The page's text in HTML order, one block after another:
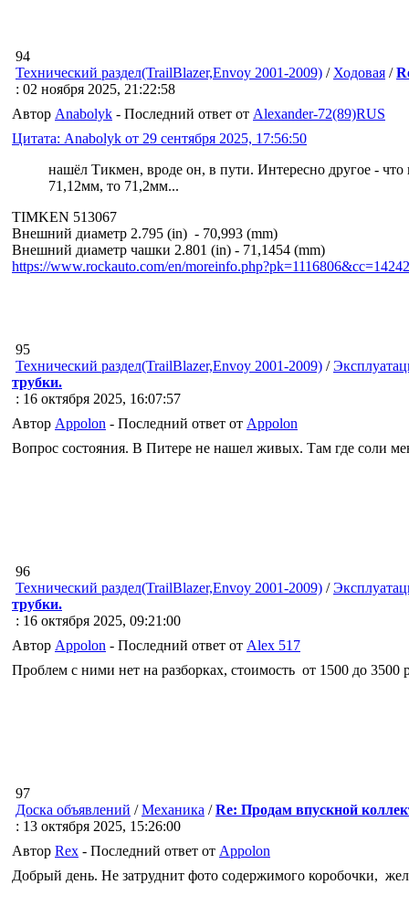
94
Технический раздел(TrailBlazer,Envoy 2001-2009) / Ходовая /
: 02 ноября 2025, 21:22:58
Автор Anabolyk - Последний ответ от Alexander-72(89)RUS
Цитата: Anabolyk от 29 сентября 2025, 17:56:50
нашёл Тикмен, вроде он, в пути. Интересно другое -
71,12мм, то 71,2мм...
TIMKEN 513067
Внешний диаметр 2.795 (in) - 70,993 (mm)
Внешний диаметр чашки 2.801 (in) - 71,1454 (mm)
https://www.rockauto.com/en/
95
Технический раздел(TrailBlazer,Envoy 2001-2009) /
трубки.
: 16 октября 2025, 16:07:57
Автор Appolon - Последний ответ от Appolon
Вопрос состояния. В Питере не нашел живых. Там где соли
96
Технический раздел(TrailBlazer,Envoy 2001-2009) /
трубки.
: 16 октября 2025, 09:21:00
Автор Appolon - Последний ответ от Alex 517
Проблем с ними нет на разборках, стоимость от 1500 до 3500
97
Доска объявлений /Механика /Re: Продам впускной
: 13 октября 2025, 15:26:00
Автор Rex - Последний ответ от Appolon
Добрый день. Не затруднит фото содержимого коробочки,